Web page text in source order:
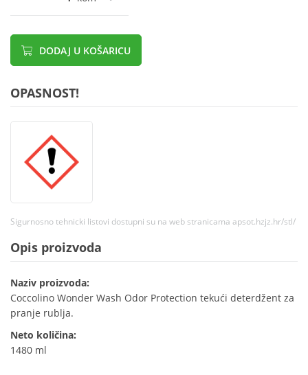
DODAJ U KOŠARICU
OPASNOST!
Sigurnosno tehnicki listovi dostupni su na web stranicama apsot.hzjz.hr/stl/
Opis proizvoda
Naziv proizvoda:
Coccolino Wonder Wash Odor Protection tekući deterdžent za
pranje rublja.
Neto količina:
1480 ml